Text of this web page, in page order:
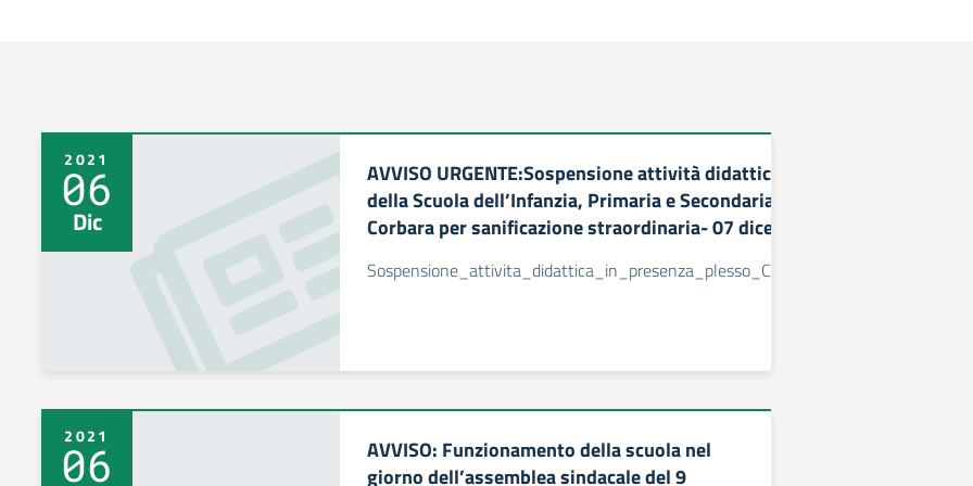
2021
06
Dic
AVVISO URGENTE:Sospensione attività didattica in presenza
della Scuola dell’Infanzia, Primaria e Secondaria-Plesso
Corbara per sanificazione straordinaria- 07 dicembre 2021.
Sospensione_attivita_didattica_in_presenza_plesso_Corbara_7_dic_21
2021
06
AVVISO: Funzionamento della scuola nel
giorno dell’assemblea sindacale del 9